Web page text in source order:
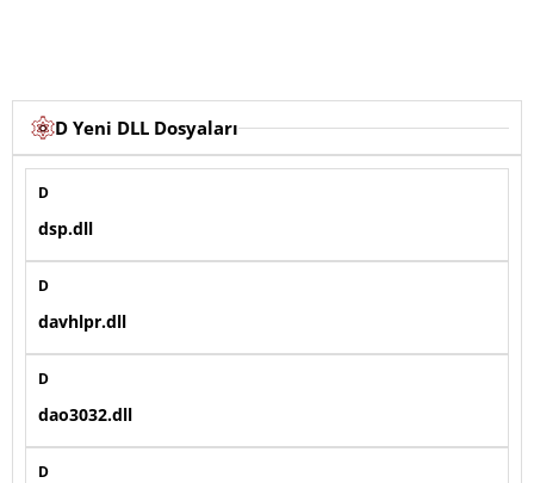
D Yeni DLL Dosyaları
D
dsp.dll
D
davhlpr.dll
D
dao3032.dll
D